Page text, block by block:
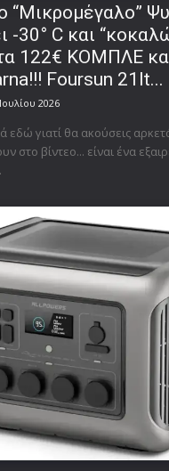
“Μικρομέγαλο”
-30° C και
122€ ΚΟΜΠΛΕ
Foursun 21lt...
2026
γιατί θα ακούσεις
στο βίντεο... είναι ένα